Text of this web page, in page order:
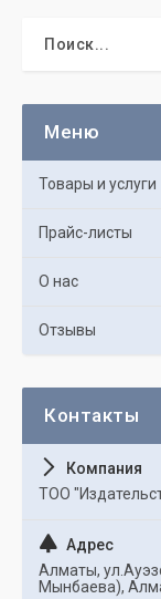
Товары и услуги
Прайс-листы
О нас
Отзывы
ТОО
Алматы,
Мынбаева),